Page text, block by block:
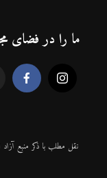
ما را در فضای
نقل مطلب با ذكر منبع آزاد است / 1372-1394 مركز تحقیقاتی